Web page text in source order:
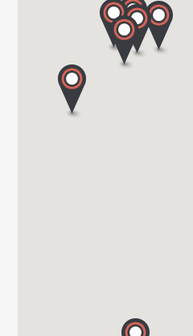
S.P. ex S.S. 494 al KM 21,100
20080 OZZERO - MI
Tel. 0039 02 94 004 141
22063 CANTU (Co)